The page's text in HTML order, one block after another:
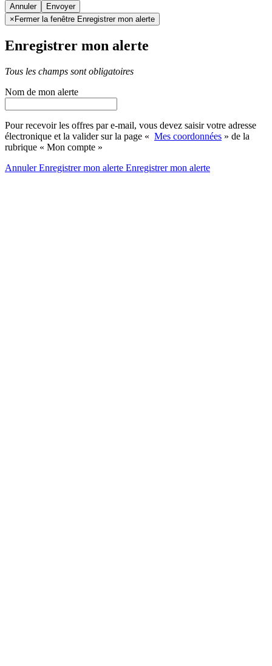
Annuler
× Fermer la fenêtre Enregistrer mon alerte
Enregistrer mon alerte
Tous les champs sont obligatoires
Nom de mon alerte
Pour recevoir les offres par e-mail, vous devez saisir votre adresse
électronique et la valider sur la page « Mes coordonnées » de la
rubrique « Mon compte »
AnnulerEnregistrer mon alerte Enregistrermon alerte